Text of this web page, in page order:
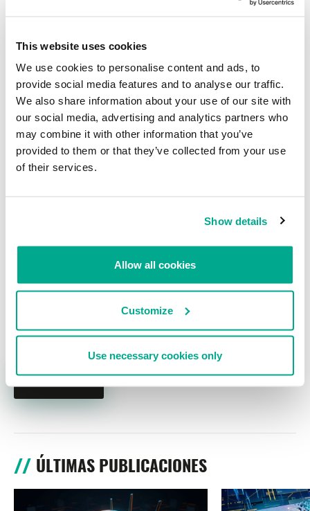
This website uses cookies
We use cookies to personalise content and ads, to
provide social media features and to analyse our traffic.
We also share information about your use of our site with
our social media, advertising and analytics partners who
may combine it with other information that you’ve
provided to them or that they’ve collected from your use
of their services.
Show details
Allow all cookies
Customize
Use necessary cookies only
Affected
• The Hacker News
Canada
All 1.7 million Air Canada app users must reset password after
breach• IT World Canada
Cibercriminales consiguen los datos de
20.000 usuarios de la app de Air Canada
Correo electrónico
ÚLTIMAS PUBLICACIONES